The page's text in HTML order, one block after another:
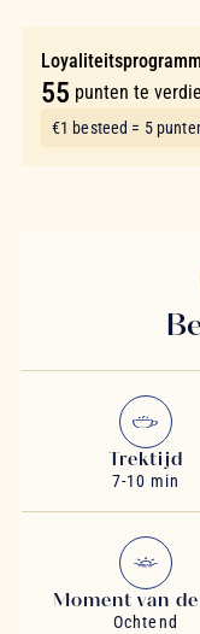
55 punten te
€1 besteed = 5
Trektijd
7-10 min
Moment van
Ochtend